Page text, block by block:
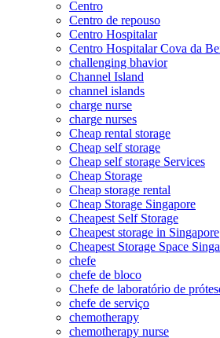
Centro
Centro de repouso
Centro Hospitalar
Centro Hospitalar Cova da
challenging bhavior
Channel Island
channel islands
charge nurse
charge nurses
Cheap rental storage
Cheap self storage
Cheap self storage Services
Cheap Storage
Cheap storage rental
Cheap Storage Singapore
Cheapest Self Storage
Cheapest storage in Singapore
Cheapest Storage Space
chefe
chefe de bloco
Chefe de laboratório de
chefe de serviço
chemotherapy
chemotherapy nurse